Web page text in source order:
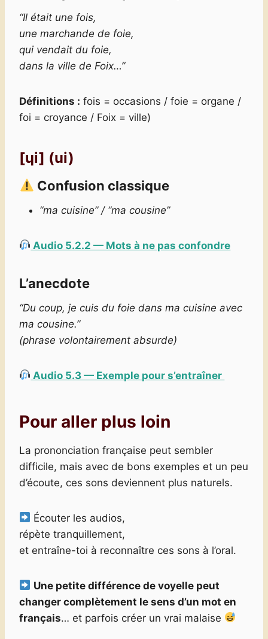
“Il était une fois,
une marchande de foie,
qui vendait du foie,
dans la ville de Foix…”
Définitions : fois = occasions / foie = organe /
foi = croyance / Foix = ville)
[ɥi] (ui)
Confusion classique
“ma cuisine” / “ma cousine”
Audio 5.2.2 — Mots à ne pas confondre
L’anecdote
“Du coup, je cuis du foie dans ma cuisine avec
ma cousine.”
(phrase volontairement absurde)
Audio 5.3 — Exemple pour s’entraîner
Pour aller plus loin
La prononciation française peut sembler
difficile, mais avec de bons exemples et un peu
d’écoute, ces sons deviennent plus naturels.
Écouter les audios,
répète tranquillement,
et entraîne-toi à reconnaître ces sons à l’oral.
Une petite différence de voyelle peut
changer complètement le sens d’un mot en
français… et parfois créer un vrai malaise